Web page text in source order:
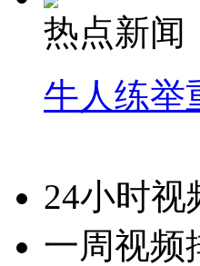
热点新闻
牛人练举
24小时视
一周视频